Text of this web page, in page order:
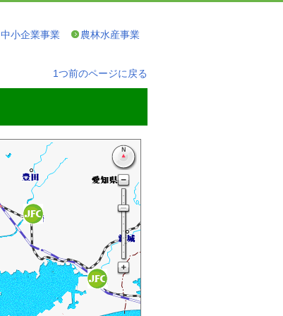
中小企業事業 農林水産事業
1つ前のページに戻る